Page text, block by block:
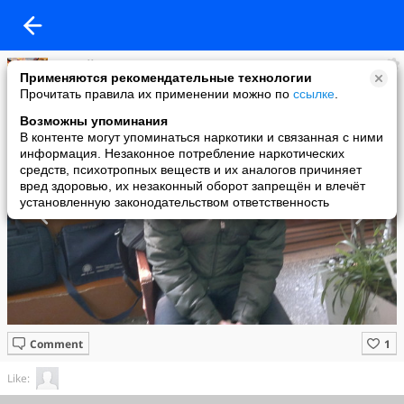
Применяются рекомендательные технологии
Прочитать правила их применении можно по ссылке
Возможны упоминания
В контенте могут упоминаться наркотики и связанная с ними
информация. Незаконное потребление наркотических
средств, психотропных веществ и их аналогов причиняет
вред здоровью, их незаконный оборот запрещён и влечёт
установленную законодательством ответственность
Таалай
added a photo
21 May в 15:37
Comment
Like: